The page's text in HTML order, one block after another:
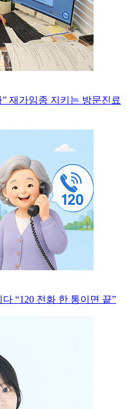
재가임종 지키는 방문진료
“120 전화 한 통이면 끝”